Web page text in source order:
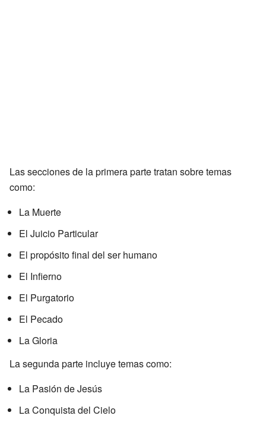
Las secciones de la primera parte tratan sobre temas
como:
La Muerte
El Juicio Particular
El propósito final del ser humano
El Infierno
El Purgatorio
El Pecado
La Gloria
La segunda parte incluye temas como:
La Pasión de Jesús
La Conquista del Cielo